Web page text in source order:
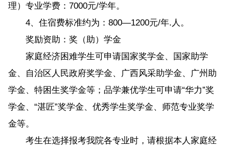
理）专业学费：7000元/学年。
4、住宿费标准约为：800—1200元/年.人。
奖励资助：奖（助）学金
家庭经济困难学生可申请国家奖学金、国家助学
金、自治区人民政府奖学金、广西风采助学金、广州助
学金、特困生奖学金等；品学兼优学生可申请“华力”奖
学金、“湛匠”奖学金、优秀学生奖学金、师范专业奖学
金等。
考生在选择报考我院各专业时，请根据本人家庭经